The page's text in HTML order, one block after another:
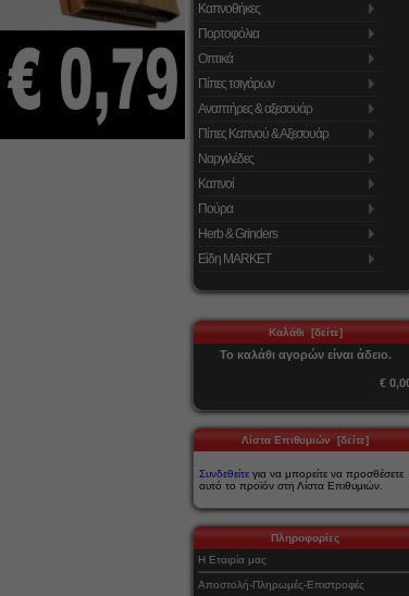
Καπνοθήκες
Πορτοφόλια
Οπτικά
Πίπες τσιγάρων
Αναπτήρες & αξεσουάρ
Πίπες Καπνού & Αξεσουάρ
Ναργιλέδες
Καπνοί
Πούρα
Herb & Grinders
Είδη MARKET
Καλάθι [δείτε]
Το καλάθι αγορών είναι άδειο.
€
Λίστα Επιθυμιών [δείτε]
Συνδεθείτε για να μπορείτε να προσθέσετε
αυτό το προϊόν στη Λίστα Επιθυμιών.
Πληροφορίες
Η Εταιρία μας
Αποστολή-Πληρωμές-Επιστροφές